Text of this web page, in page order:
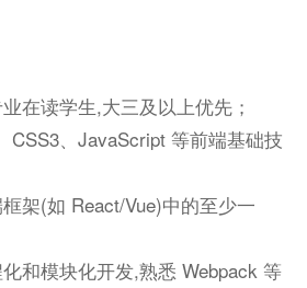
在读学生,大三及以上优先；
CSS3、JavaScript 等前端基础技
架(如 React/Vue)中的至少一
和模块化开发,熟悉 Webpack 等